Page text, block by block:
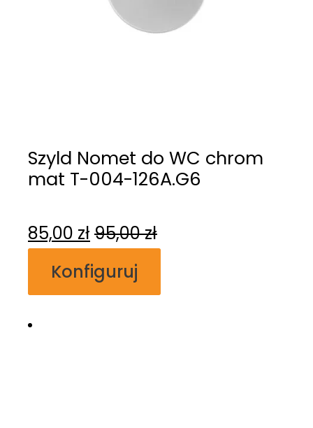
Szyld Nomet do WC chrom
mat T-004-126A.G6
85,00 zł 95,00zł
Konfiguruj